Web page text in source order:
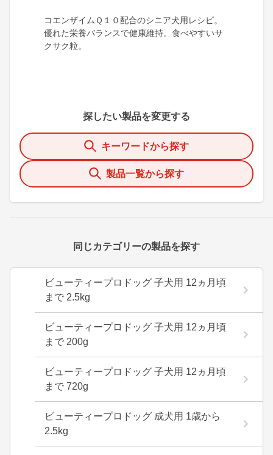
コエンザイムＱ１０配合のシニア犬用レシピ。
優れた栄養バランスで健康維持。食べやすいサ
クサク粒。
探したい製品を変更する
キーワードから探す
製品一覧から探す
同じカテゴリーの製品を探す
ビューティープロドッグ 子犬用 12ヵ月頃
まで 2.5kg
ビューティープロドッグ 子犬用 12ヵ月頃
まで 200g
ビューティープロドッグ 子犬用 12ヵ月頃
まで 720g
ビューティープロドッグ 成犬用 1歳から
2.5kg